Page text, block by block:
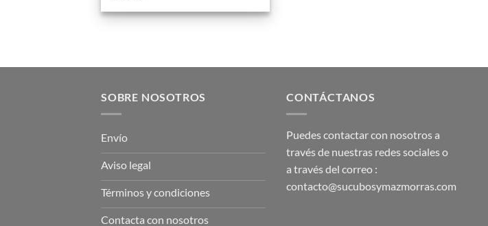
SOBRE NOSOTROS
Envío
Aviso legal
Términos y condiciones
Contacta con nosotros
CONTÁCTANOS
Puedes contactar con nosotros a
través de nuestras redes sociales o
a través del correo :
contacto@sucubosymazmorras.com